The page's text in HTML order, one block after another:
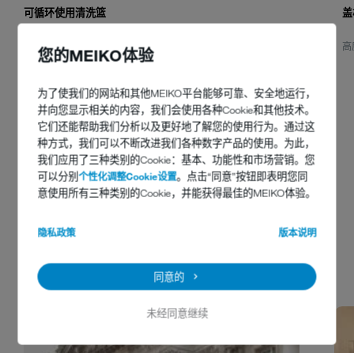
您的MEIKO体验
为了使我们的网站和其他MEIKO平台能够可靠、安全地运行，
并向您显示相关的内容，我们会使用各种Cookie和其他技术。
它们还能帮助我们分析以及更好地了解您的使用行为。通过这
种方式，我们可以不断改进我们各种数字产品的使用。为此，
我们应用了三种类别的Cookie：基本、功能性和市场营销。您
可以分别个性化调整Cookie设置。点击“同意”按钮即表明您同
意使用所有三种类别的Cookie，并能获得最佳的MEIKO体验。
隐私政策 版本说明
同意的
未经同意继续
可循环使用清洗篮
这种篮子非常适合卫生冲洗碗具。最多可放置六个碗（包括盖
子）。
更多案例